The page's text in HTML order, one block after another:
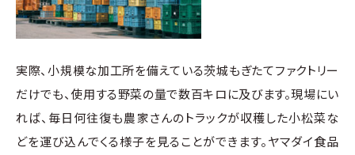
実際、小規模な加工所を備えている茨城もぎたてファクトリー
だけでも、使用する野菜の量で数百キロに及びます。現場にい
れば、毎日何往復も農家さんのトラックが収穫した小松菜な
どを運び込んでくる様子を見ることができます。ヤマダイ食品